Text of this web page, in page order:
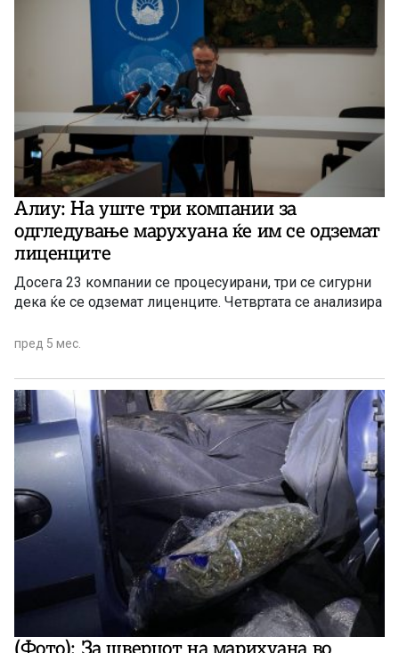
Алиу: На уште три компании за
одгледување марухуана ќе им се одземат
лиценците
Досега 23 компании се процесуирани, три се сигурни
дека ќе се одземат лиценците. Четвртата се анализира
пред 5 мес.